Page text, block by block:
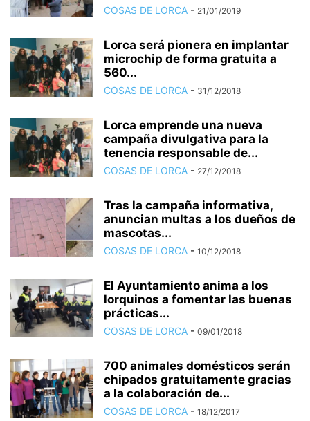
COSAS DE LORCA - 21/01/2019
Lorca será pionera en implantar
microchip de forma gratuita a
560...
COSAS DE LORCA - 31/12/2018
Lorca emprende una nueva
campaña divulgativa para la
tenencia responsable de...
COSAS DE LORCA - 27/12/2018
Tras la campaña informativa,
anuncian multas a los dueños de
mascotas...
COSAS DE LORCA - 10/12/2018
El Ayuntamiento anima a los
lorquinos a fomentar las buenas
prácticas...
COSAS DE LORCA - 09/01/2018
700 animales domésticos serán
chipados gratuitamente gracias
a la colaboración de...
COSAS DE LORCA - 18/12/2017